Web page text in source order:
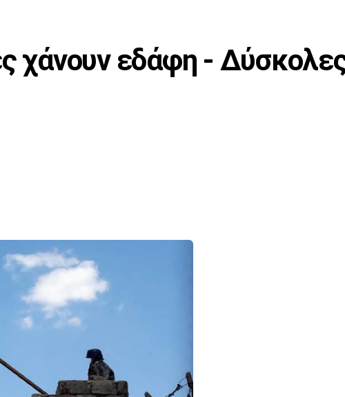
χάνουν εδάφη -